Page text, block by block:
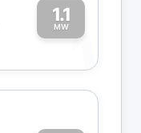
1.1
MW1